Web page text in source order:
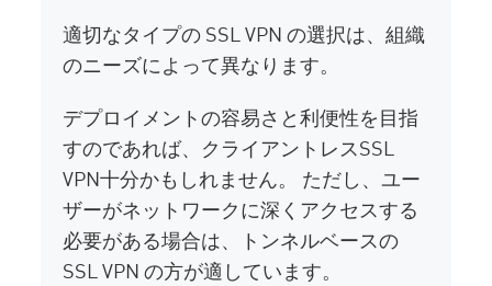
適切なタイプの SSL VPN の選択は、組織
のニーズによって異なります。
デプロイメントの容易さと利便性を目指
すのであれば、クライアントレスSSL
VPN十分かもしれません。 ただし、ユー
ザーがネットワークに深くアクセスする
必要がある場合は、トンネルベースの
SSL VPN の方が適しています。